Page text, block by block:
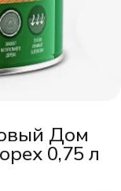
Дом
0,75 л